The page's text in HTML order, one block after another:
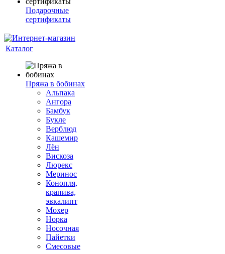
Подарочные
сертификаты
Каталог
Пряжа в бобинах
Альпака
Ангора
Бамбук
Букле
Верблюд
Кашемир
Лён
Вискоза
Люрекс
Меринос
Конопля,
крапива,
эвкалипт
Мохер
Норка
Носочная
Пайетки
Смесовые